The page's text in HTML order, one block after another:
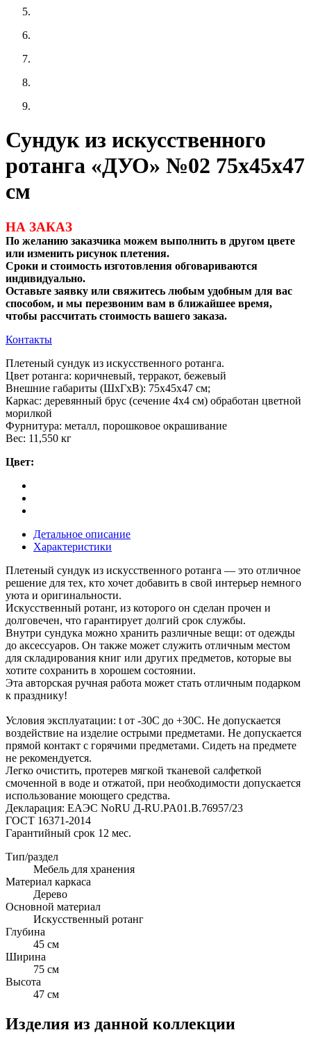
Сундук из искусственного
ротанга «ДУО» №02 75х45х47
см
НА ЗАКАЗ
По желанию заказчика можем выполнить в другом цвете
или изменить рисунок плетения.
Сроки и стоимость изготовления обговариваются
индивидуально.
Оставьте заявку или свяжитесь любым удобным для вас
способом, и мы перезвоним вам в ближайшее время,
чтобы рассчитать стоимость вашего заказа.
Контакты
Плетеный сундук из искусственного ротанга.
Цвет ротанга: коричневый, терракот, бежевый
Внешние габариты (ШхГхВ): 75х45х47 см;
Каркас: деревянный брус (сечение 4х4 см) обработан цветной
морилкой
Фурнитура: металл, порошковое окрашивание
Вес: 11,550 кг
Цвет:
Детальное описание
Характеристики
Плетеный сундук из искусственного ротанга — это отличное
решение для тех, кто хочет добавить в свой интерьер немного
уюта и оригинальности.
Искусственный ротанг, из которого он сделан прочен и
долговечен, что гарантирует долгий срок службы.
Внутри сундука можно хранить различные вещи: от одежды
до аксессуаров. Он также может служить отличным местом
для складирования книг или других предметов, которые вы
хотите сохранить в хорошем состоянии.
Эта авторская ручная работа может стать отличным подарком
к празднику!
Условия эксплуатации: t от -30С до +30С. Не допускается
воздействие на изделие острыми предметами. Не допускается
прямой контакт с горячими предметами. Сидеть на предмете
не рекомендуется.
Легко очистить, протерев мягкой тканевой салфеткой
смоченной в воде и отжатой, при необходимости допускается
использование моющего средства.
Декларация: EAЭС NoRU Д-RU.PA01.В.76957/23
ГОСТ 16371-2014
Гарантийный срок 12 мес.
Тип/раздел
Мебель для хранения
Материал каркаса
Дерево
Основной материал
Искусственный ротанг
Глубина
45 см
Ширина
75 см
Высота
47 см
Изделия из данной коллекции